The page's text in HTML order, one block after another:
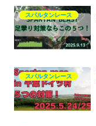
スパルタンレース
スパルタンレース